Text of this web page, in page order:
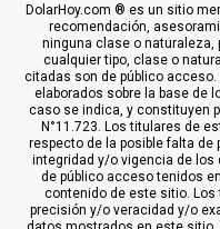
DolarHoy.com ® es un sitio
recomendación,
ninguna clase o
cualquier tipo, clase o
citadas son de público
elaborados sobre la base de
caso se indica, y constituyen
N°11.723. Los titulares de
respecto de la posible falta
integridad y/o vigencia de
de público acceso tenidos
contenido de este sitio.
precisión y/o veracidad y/o